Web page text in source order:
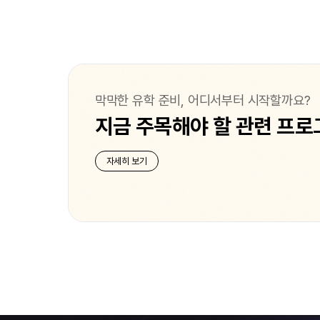
막막한 유학 준비, 어디서부터 시작할까요?
지금 주목해야 할 관련 프로
자세히 보기